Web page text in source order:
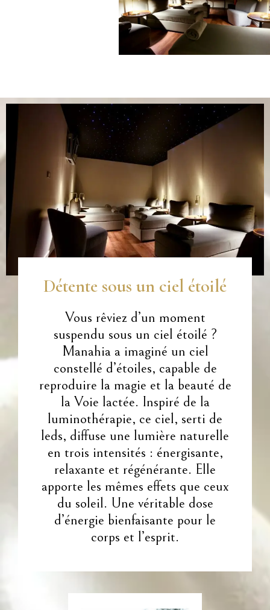
Détente sous un ciel étoilé
Vous rêviez d’un moment
suspendu sous un ciel étoilé ?
Manahia a imaginé un ciel
constellé d’étoiles, capable de
reproduire la magie et la beauté de
la Voie lactée. Inspiré de la
luminothérapie, ce ciel, serti de
leds, diffuse une lumière naturelle
en trois intensités : énergisante,
relaxante et régénérante. Elle
apporte les mêmes effets que ceux
du soleil. Une véritable dose
d’énergie bienfaisante pour le
corps et l’esprit.